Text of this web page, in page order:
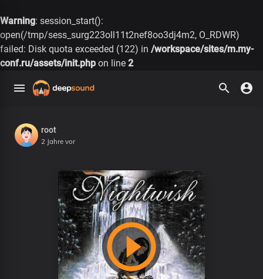
Warning: session_start():
open(/tmp/sess_surg223oll11t2nef8oo3dj4m2, O_RDWR)
failed: Disk quota exceeded (122) in /workspace/sites/m.my-
conf.ru/assets/init.php on line 2
root
2 Jahre vor